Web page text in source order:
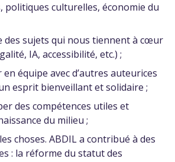
politiques culturelles, économie du
des sujets qui nous tiennent à cœur
IA, accessibilité, etc.) ;
équipe avec d’autres auteurices
esprit bienveillant et solidaire ;
des compétences utiles et
du milieu ;
choses. ABDIL a contribué à des
: la réforme du statut des